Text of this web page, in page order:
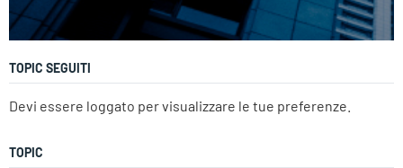
TOPIC SEGUITI
Devi essere loggato per visualizzare le tue preferenze.
TOPIC